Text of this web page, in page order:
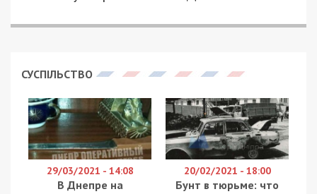
включает в себя использование различных видов
Днепра принципы зонирования пространства.
Об этом сообщает49000.com.ua, ссылаясь на
пост в TelegramUrban Dnipro.
Активный дизайн благодаря разному покрытию
визуально разделяет пространство тротуара и
дает понять людям, где их территория, а где –
нет. Всего выделяют три зоны: